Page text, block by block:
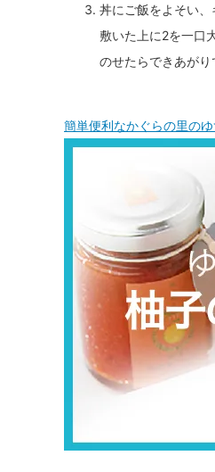
丼にご飯をよそい
敷いた上に2を一口
のせたらできあがり
簡単便利なかぐらの里の